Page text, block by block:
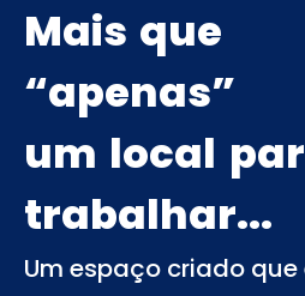
Mais que
“apenas”
um local
trabalhar...
Um espaço criado que